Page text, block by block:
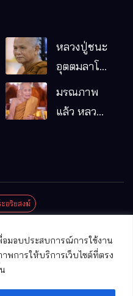
อมอบประสบการณ์การใช้งาน
การให้บริการเว็บไซต์ที่ตรง
หลวงปู่ชนะ
อุตตมลาโภ
หมากอื๋อ
มรณภาพ
แล้ว หลวง
อริยสงฆ์